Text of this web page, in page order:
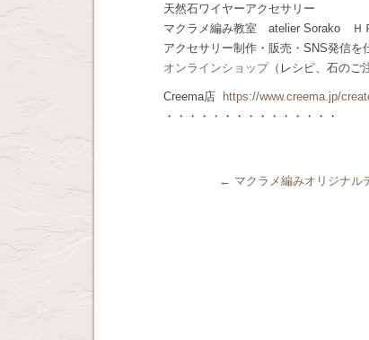
天然石ワイヤーアクセサリー
マクラメ編み教室 atelier Sorako Ｈ
アクセサリー制作・販売・SNS発信
オンラインショップ（レシピ、石のご
Creema店
https://www.creema.jp/
・・・・・・・・・・・・・・・
← マクラメ編みオリジナル